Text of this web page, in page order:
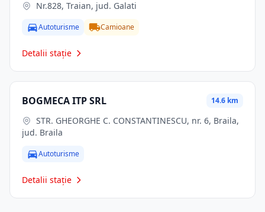
Nr.828, Traian, jud. Galati
Autoturisme Camioane
Detalii stație
BOGMECA ITP SRL 14.6 km
jud. Braila
Autoturisme
Detalii stație